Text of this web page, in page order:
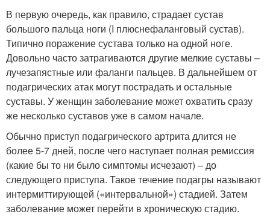
В первую очередь, как правило, страдает сустав
большого пальца ноги (I плюснефаланговый сустав).
Типично поражение сустава только на одной ноге.
Довольно часто затрагиваются другие мелкие суставы –
лучезапястные или фаланги пальцев. В дальнейшем от
подагрических атак могут пострадать и остальные
суставы. У женщин заболевание может охватить сразу
же несколько суставов уже в самом начале.
Обычно приступ подагрического артрита длится не
более 5-7 дней, после чего наступает полная ремиссия
(какие бы то ни было симптомы исчезают) – до
следующего приступа. Такое течение подагры называют
интермиттирующей («интервальной») стадией. Затем
заболевание может перейти в хроническую стадию.